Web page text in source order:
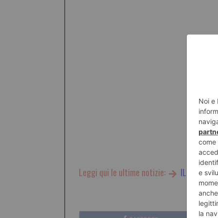
Leggi qui le ultime notizie: IL